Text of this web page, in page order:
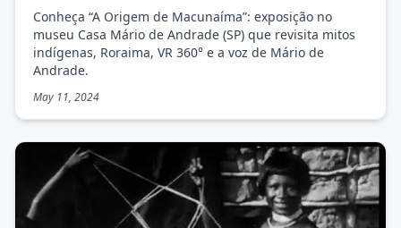
Conheça “A Origem de Macunaíma”: exposição no
museu Casa Mário de Andrade (SP) que revisita mitos
indígenas, Roraima, VR 360° e a voz de Mário de
Andrade.
May 11, 2024